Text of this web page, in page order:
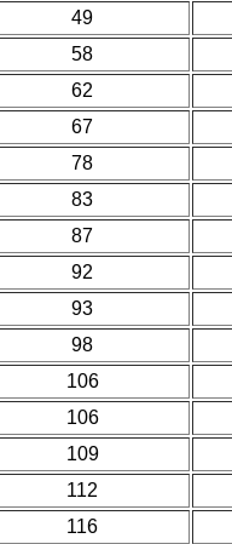
49
58
62
67
78
83
87
92
93
98
106
106
109
112
116